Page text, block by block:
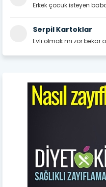
Erkek çocuk isteyen
Serpil Kartoklar
Evli olmak mı zor bekar